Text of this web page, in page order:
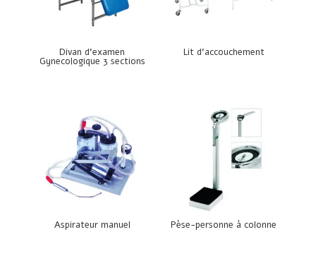
Divan d’examen
Gynecologique 3 sections
Lit d’accouchement
Aspirateur manuel Pèse-personne à colonne